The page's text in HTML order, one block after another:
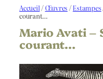
Accueil /Œuvres /Estampes
courant…
Mario Avati –
courant…